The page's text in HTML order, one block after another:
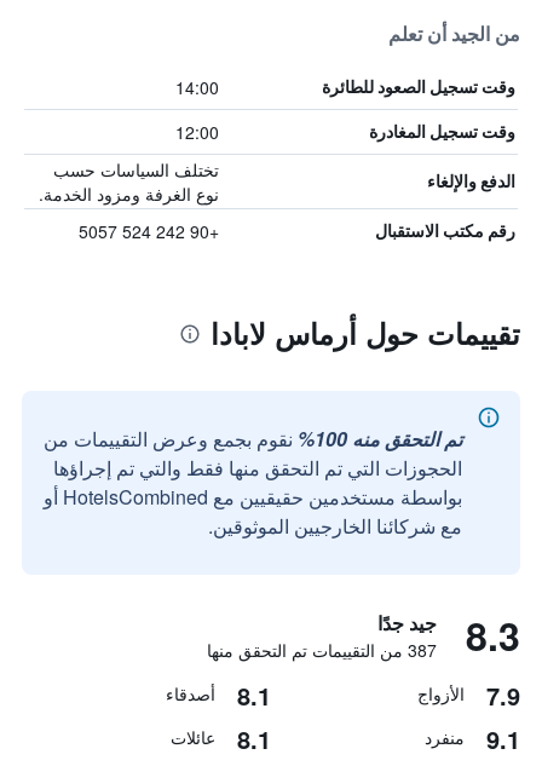
من الجيد أن تعلم
وقت تسجيل الصعود للطائرة 14:00
وقت تسجيل المغادرة 12:00
الدفع والإلغاء
تختلف السياسات حسب
نوع الغرفة ومزود الخدمة.
رقم مكتب الاستقبال +90 242 524 5057
تقييمات حول أرماس لابادا
تم التحقق منه 100%
نقوم بجمع وعرض التقييمات من
الحجوزات التي تم التحقق منها فقط والتي تم إجراؤها
بواسطة مستخدمين حقيقيين مع HotelsCombined أو
مع شركائنا الخارجيين الموثوقين.
8.3 جيد جدًا
387 من التقييمات تم التحقق منها
7.9 الأزواج 8.1 أصدقاء
9.1 منفرد 8.1 عائلات